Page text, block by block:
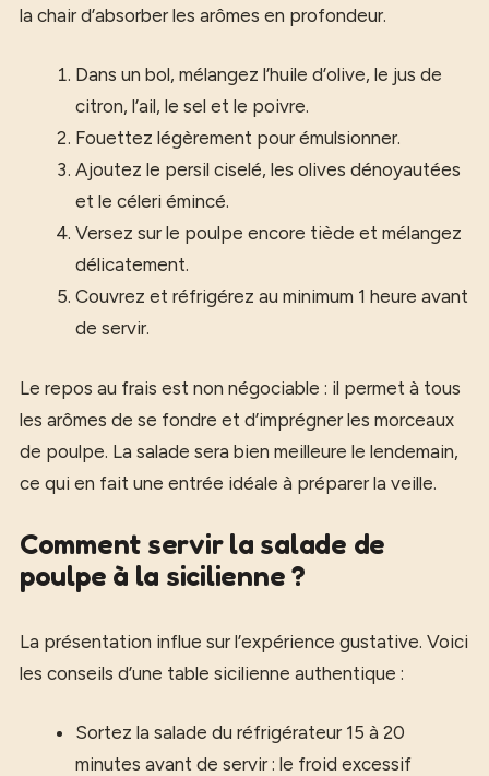
la chair d’absorber les arômes en profondeur.
Dans un bol, mélangez l’huile d’olive, le jus de
citron, l’ail, le sel et le poivre.
Fouettez légèrement pour émulsionner.
Ajoutez le persil ciselé, les olives dénoyautées
et le céleri émincé.
Versez sur le poulpe encore tiède et mélangez
délicatement.
Couvrez et réfrigérez au minimum 1 heure avant
de servir.
Le repos au frais est non négociable : il permet à tous
les arômes de se fondre et d’imprégner les morceaux
de poulpe. La salade sera bien meilleure le lendemain,
ce qui en fait une entrée idéale à préparer la veille.
Comment servir la salade de
poulpe à la sicilienne ?
La présentation influe sur l’expérience gustative. Voici
les conseils d’une table sicilienne authentique :
Sortez la salade du réfrigérateur 15 à 20
minutes avant de servir : le froid excessif